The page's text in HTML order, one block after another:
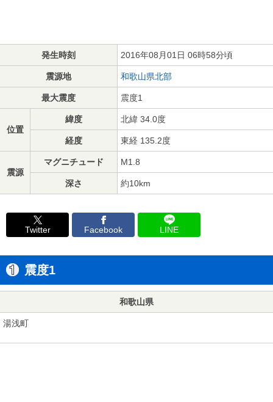
発生時刻 2016年08月01日 06時58分頃
震源地 和歌山県北部
最大震度 震度1
位置
緯度 北緯 34.0度
経度 東経 135.2度
震源
マグニチュード M1.8
深さ 約10km
Twitter Facebook LINE
震度1
和歌山県
湯浅町